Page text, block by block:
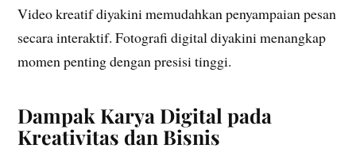
Video kreatif diyakini memudahkan penyampaian pesan
secara interaktif. Fotografi digital diyakini menangkap
momen penting dengan presisi tinggi.
Dampak Karya Digital pada
Kreativitas dan Bisnis